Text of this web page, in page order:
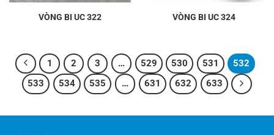
VÒNG BI UC 322 VÒNG BI UC 324
1 2 3 … 529 530 531
532
533
534 535 … 631 632 633